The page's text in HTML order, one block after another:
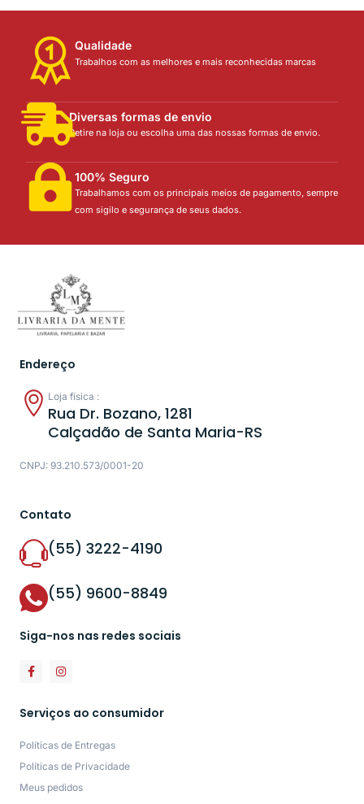
Qualidade
Trabalhos com as melhores e mais reconhecidas marcas
Diversas formas de envio
Retire na loja ou escolha uma das nossas formas de envio.
100% Seguro
Trabalhamos com os principais meios de pagamento, sempre
com sigilo e segurança de seus dados.
Endereço
Loja física :
Rua Dr. Bozano, 1281
Calçadão de Santa Maria-RS
CNPJ: 93.210.573/0001-20
Contato
(55) 3222-4190
(55) 9600-8849
Siga-nos nas redes sociais
Serviços ao consumidor
Políticas de Entregas
Políticas de Privacidade
Meus pedidos